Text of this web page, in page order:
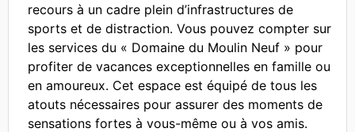
recours à un cadre plein d’infrastructures de
sports et de distraction. Vous pouvez compter sur
les services du « Domaine du Moulin Neuf » pour
profiter de vacances exceptionnelles en famille ou
en amoureux. Cet espace est équipé de tous les
atouts nécessaires pour assurer des moments de
sensations fortes à vous-même ou à vos amis.